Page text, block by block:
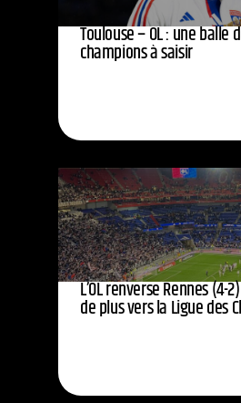
Toulouse – OL : une balle
champions à saisir
L’OL renverse Rennes
de plus vers la Ligue des